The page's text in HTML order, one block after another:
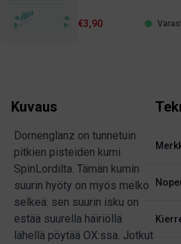
€3,90
Kuvaus
Dornenglanz on tunnetuin
pitkien pisteiden kumi
SpinLordilta. Tämän kumin
suurin hyöty on myös melko
selkeä: sen suurin isku on
estää suurella häiriöllä
lähellä pöytää OX:ssa. Jotkut